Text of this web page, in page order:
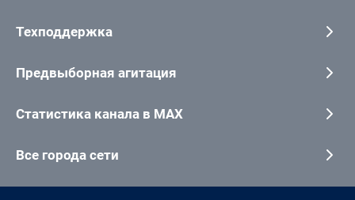
Техподдержка
Предвыборная агитация
Статистика канала в MAX
Все города сети